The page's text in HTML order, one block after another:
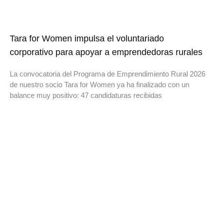
Tara for Women impulsa el voluntariado
corporativo para apoyar a emprendedoras rurales
La convocatoria del Programa de Emprendimiento Rural 2026
de nuestro socio Tara for Women ya ha finalizado con un
balance muy positivo: 47 candidaturas recibidas